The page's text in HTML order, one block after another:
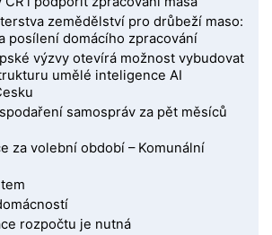
zemědělství pro drůbeží maso:
posílení domácího zpracování
výzvy otevírá možnost vybudovat
umělé inteligence AI
samospráv za pět měsíců
za volební období – Komunální
rozpočtu je nutná